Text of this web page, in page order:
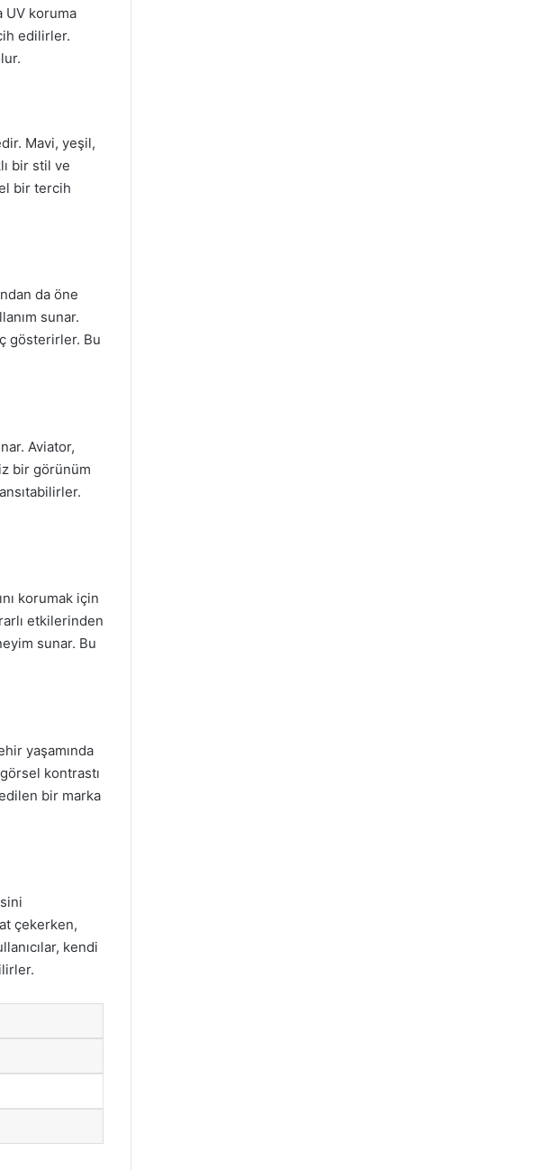
UV koruma
edilirler.
Mavi, yeşil,
bir stil ve
bir tercih
da öne
sunar.
gösterirler. Bu
Aviator,
bir görünüm
korumak için
etkilerinden
sunar. Bu
yaşamında
kontrastı
bir marka
çekerken,
kendi